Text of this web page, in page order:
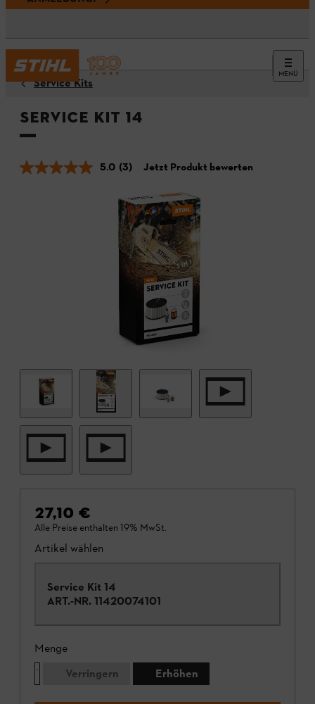
MENÜ
Service Kits
Service Kit 14
5.0 (3) Jetzt Produkt bewerten
27,10 €
Alle Preise enthalten 19% MwSt.
Artikel wählen
Service Kit 14
ART.-NR. 11420074101
Menge
Verringern
Erhöhen